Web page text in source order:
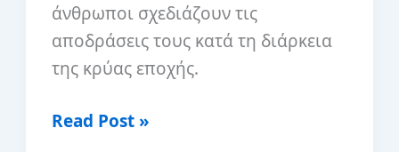
άνθρωποι σχεδιάζουν τις
αποδράσεις τους κατά τη διάρκεια
της κρύας εποχής.
Αραβικές
Read Post »